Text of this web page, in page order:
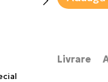
Livrare